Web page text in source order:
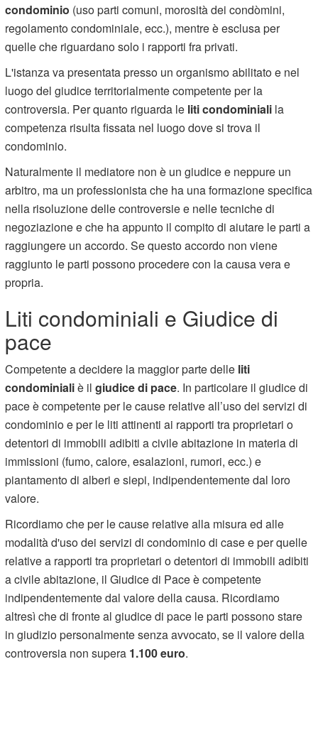
condominio (uso parti comuni, morosità dei condòmini,
regolamento condominiale, ecc.), mentre è esclusa per
quelle che riguardano solo i rapporti fra privati.
L'istanza va presentata presso un organismo abilitato e nel
luogo del giudice territorialmente competente per la
controversia. Per quanto riguarda le liti condominiali la
competenza risulta fissata nel luogo dove si trova il
condominio.
Naturalmente il mediatore non è un giudice e neppure un
arbitro, ma un professionista che ha una formazione specifica
nella risoluzione delle controversie e nelle tecniche di
negoziazione e che ha appunto il compito di aiutare le parti a
raggiungere un accordo. Se questo accordo non viene
raggiunto le parti possono procedere con la causa vera e
propria.
Liti condominiali e Giudice di
pace
Competente a decidere la maggior parte delle liti
condominialiè ilgiudice di pace. In particolare il giudice di
pace è competente per le cause relative all’uso dei servizi di
condominio e per le liti attinenti ai rapporti tra proprietari o
detentori di immobili adibiti a civile abitazione in materia di
immissioni (fumo, calore, esalazioni, rumori, ecc.) e
piantamento di alberi e siepi, indipendentemente dal loro
valore.
Ricordiamo che per le cause relative alla misura ed alle
modalità d'uso dei servizi di condominio di case e per quelle
relative a rapporti tra proprietari o detentori di immobili adibiti
a civile abitazione, il Giudice di Pace è competente
indipendentemente dal valore della causa. Ricordiamo
altresì che di fronte al giudice di pace le parti possono stare
in giudizio personalmente senza avvocato, se il valore della
controversia non supera 1.100 euro.